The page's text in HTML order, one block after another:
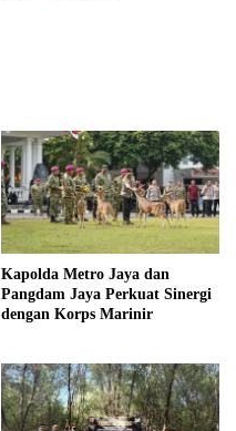
Kapolda Metro Jaya dan
Pangdam Jaya Perkuat Sinergi
dengan Korps Marinir